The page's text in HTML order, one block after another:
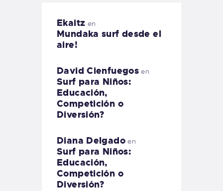
Ekaitz en
Mundaka surf desde el
aire!
David Cienfuegos en
Surf para Niños:
Educación,
Competición o
Diversión?
Diana Delgadoen
Surf para Niños:
Educación,
Competición o
Diversión?